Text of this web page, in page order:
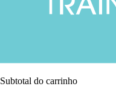
Subtotal do carrinho